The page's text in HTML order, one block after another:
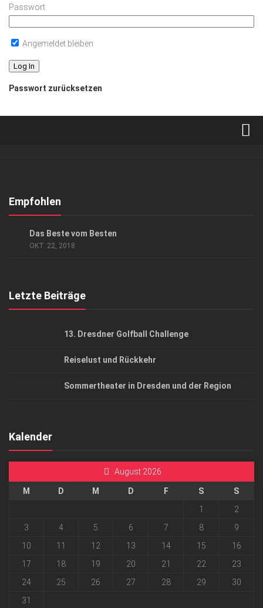
Passwort
Angemeldet bleiben
Passwort zurücksetzen
Kontakt, Impressum
Empfohlen
Das Beste vom Besten
OKT. 22, 2018
Letzte Beiträge
13. Dresdner Golfball Challenge
Reiselust und Rückkehr
Sommertheater in Dresden und der Region
Kalender
August 2026
M D M D F S
S
1
2
3
4 5 6 7 8
9
10
11 12 13 14 15
16
17
18 19 20 21 22
23
24
25 26 27 28 29
30
31